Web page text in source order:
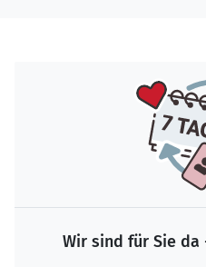
Wir sind für Sie da